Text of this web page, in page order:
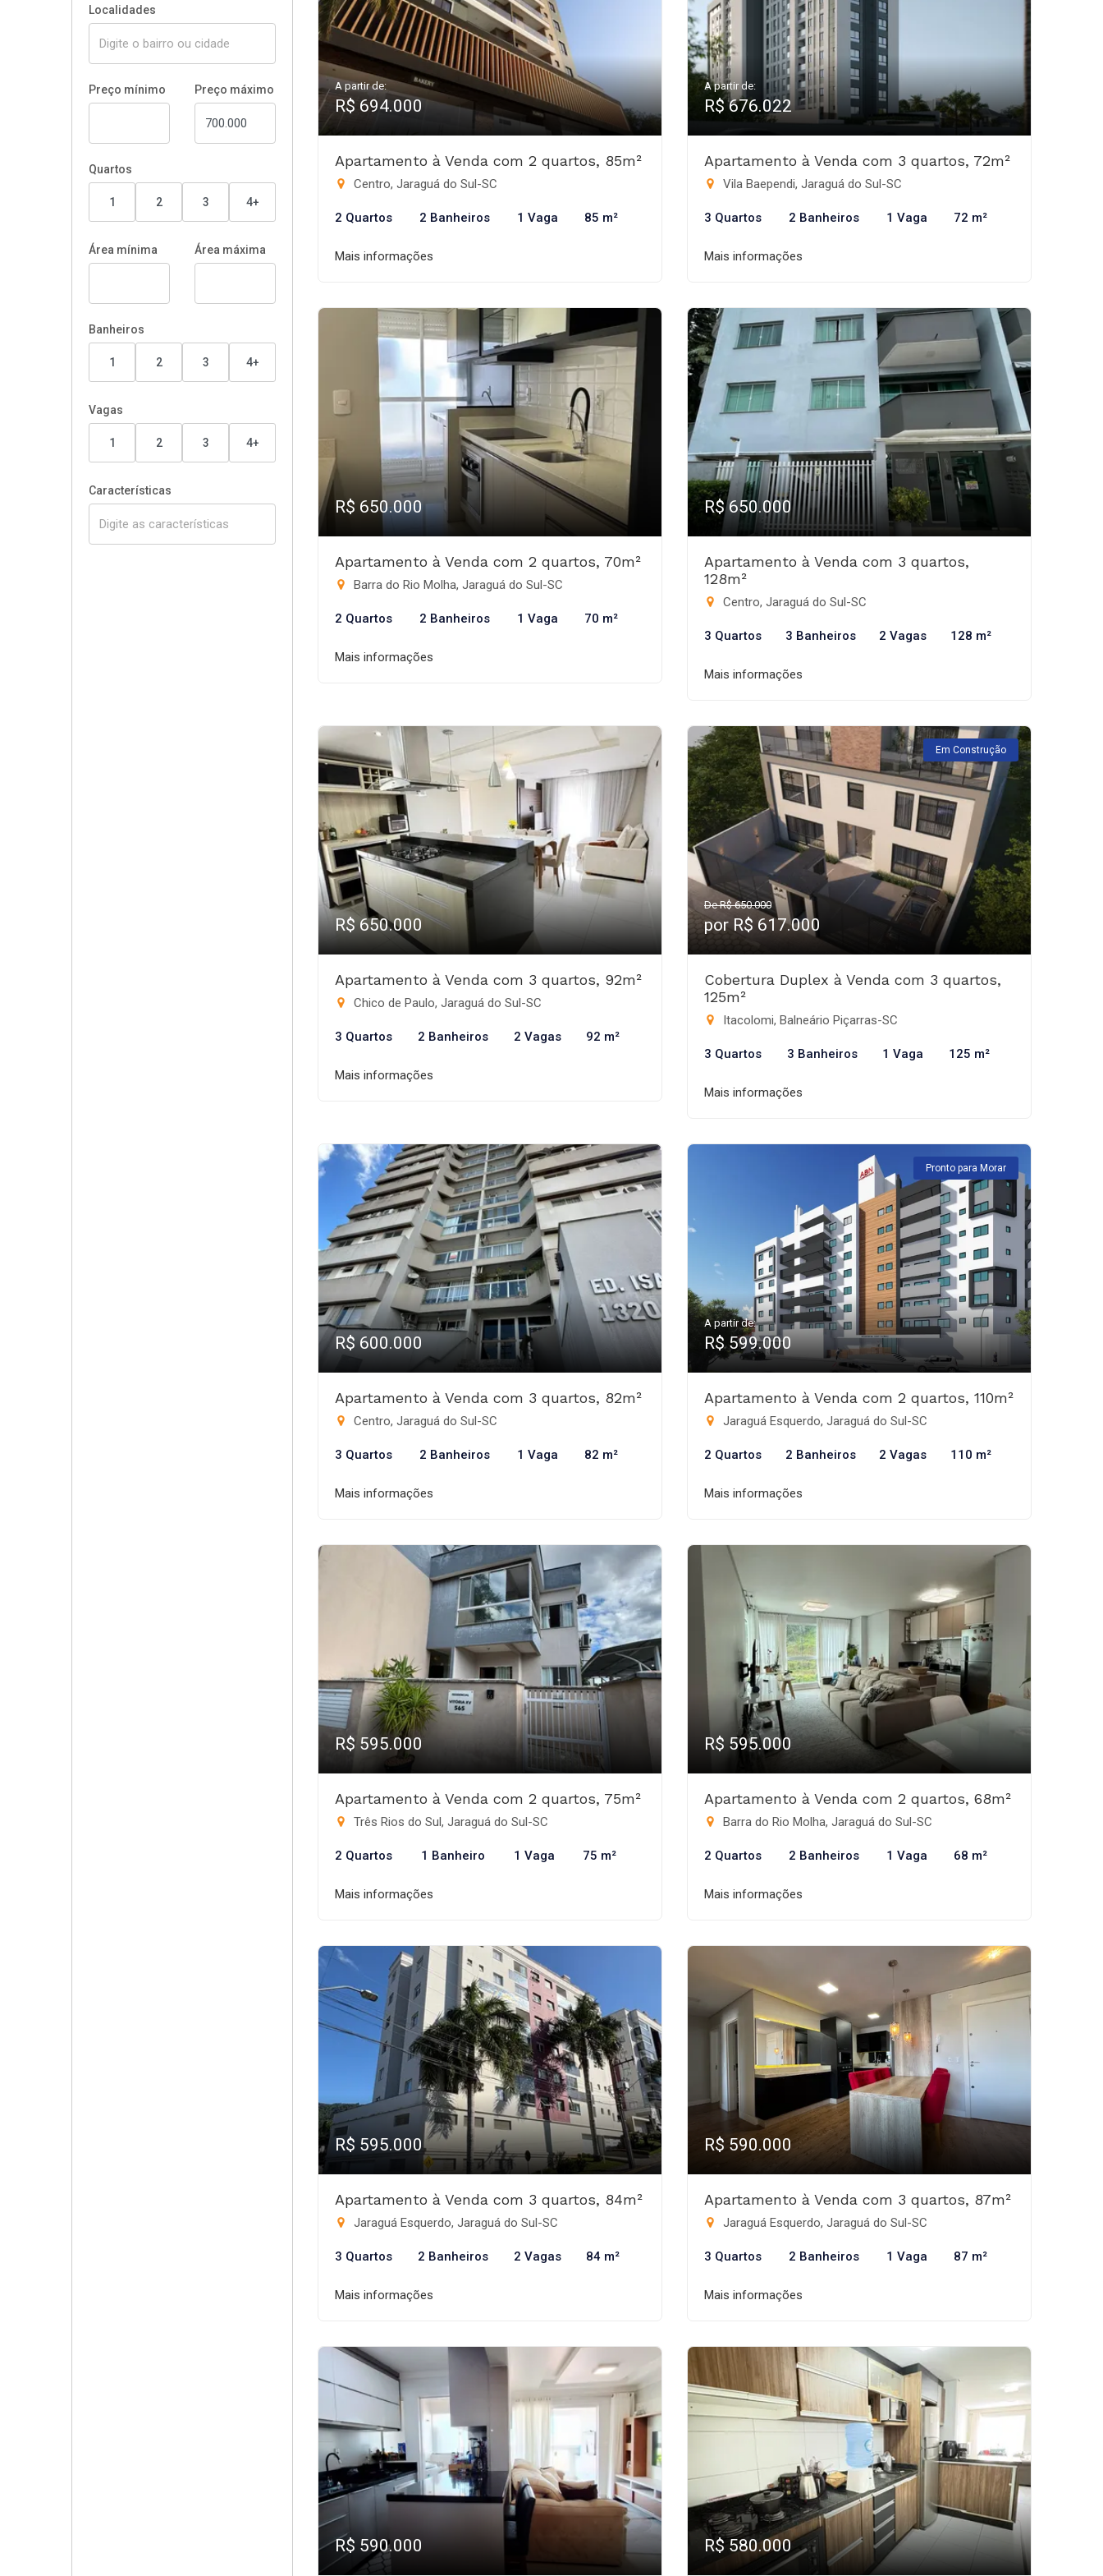
Localidades
Preço mínimo Preço máximo
Quartos
1 2 3 4+
Área mínima Área máxima
Banheiros
1 2 3 4+
Vagas
1 2 3 4+
Características
A partir de:
R$ 694.000
Apartamento à Venda com 2 quartos, 85m²
Centro, Jaraguá do Sul-SC
2 Quartos 2 Banheiros 1 Vaga 85 m²
Mais informações
A partir de:
R$ 676.022
Apartamento à Venda com 3 quartos, 72m²
Vila Baependi, Jaraguá do Sul-SC
3 Quartos 2 Banheiros 1 Vaga 72 m²
Mais informações
R$ 650.000
Apartamento à Venda com 2 quartos, 70m²
Barra do Rio Molha, Jaraguá do Sul-SC
2 Quartos 2 Banheiros 1 Vaga 70 m²
Mais informações
R$ 650.000
Apartamento à Venda com 3 quartos,
128m²
Centro, Jaraguá do Sul-SC
3 Quartos 3 Banheiros 2 Vagas 128 m²
Mais informações
R$ 650.000
Apartamento à Venda com 3 quartos, 92m²
Chico de Paulo, Jaraguá do Sul-SC
3 Quartos 2 Banheiros 2 Vagas 92 m²
Mais informações
Em Construção
De R$ 650.000
por R$ 617.000
Cobertura Duplex à Venda com 3 quartos,
125m²
Itacolomi, Balneário Piçarras-SC
3 Quartos 3 Banheiros 1 Vaga 125 m²
Mais informações
R$ 600.000
Apartamento à Venda com 3 quartos, 82m²
Centro, Jaraguá do Sul-SC
3 Quartos 2 Banheiros 1 Vaga 82 m²
Mais informações
Pronto para Morar
A partir de:
R$ 599.000
Apartamento à Venda com 2 quartos, 110m²
Jaraguá Esquerdo, Jaraguá do Sul-SC
2 Quartos 2 Banheiros 2 Vagas 110 m²
Mais informações
R$ 595.000
Apartamento à Venda com 2 quartos, 75m²
Três Rios do Sul, Jaraguá do Sul-SC
2 Quartos 1 Banheiro 1 Vaga 75 m²
Mais informações
R$ 595.000
Apartamento à Venda com 2 quartos, 68m²
Barra do Rio Molha, Jaraguá do Sul-SC
2 Quartos 2 Banheiros 1 Vaga 68 m²
Mais informações
R$ 595.000
Apartamento à Venda com 3 quartos, 84m²
Jaraguá Esquerdo, Jaraguá do Sul-SC
3 Quartos 2 Banheiros 2 Vagas 84 m²
Mais informações
R$ 590.000
Apartamento à Venda com 3 quartos, 87m²
Jaraguá Esquerdo, Jaraguá do Sul-SC
3 Quartos 2 Banheiros 1 Vaga 87 m²
Mais informações
R$ 590.000 R$ 580.000